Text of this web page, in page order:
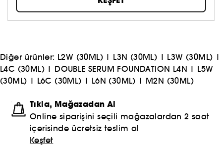
markası olan Clarins, kadınlara doğanın en iyisini, en
değerli içeriklerini sunmak için durmadan
çalışmaktadır.
Diğer ürünler: L2W (30ML) | L3N (30ML) | L3W (30ML) |
L4C (30ML) | DOUBLE SERUM FOUNDATION L4N | L5W
(30ML) | L6C (30ML) | L6N (30ML) | M2N (30ML)
Tıkla, Mağazadan Al
Online siparişini seçili mağazalardan 2 saat
içerisinde ücretsiz teslim al
Keşfet